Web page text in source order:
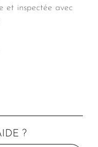
et inspectée avec
?